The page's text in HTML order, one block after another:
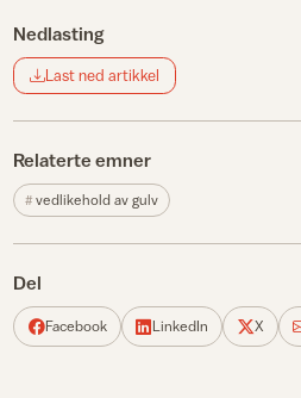
Nedlasting
Last ned artikkel
Relaterte emner
vedlikehold av gulv
Del
Facebook LinkedIn X